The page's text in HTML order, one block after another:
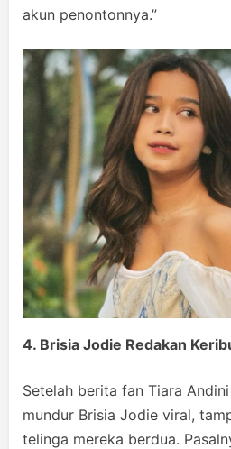
akun penontonnya.”
4. Brisia Jodie Redakan
Setelah berita fan Tiara
mundur Brisia Jodie viral,
telinga mereka berdua.